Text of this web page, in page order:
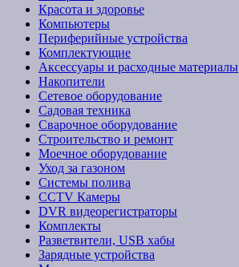
Красота и здоровье
Компьютеры
Периферийные устройства
Комплектующие
Аксессуары и расходные материалы
Накопители
Сетевое оборудование
Садовая техника
Сварочное оборудование
Строительство и ремонт
Моечное оборудование
Уход за газоном
Системы полива
CCTV Камеры
DVR видеорегистраторы
Комплекты
Разветвители, USB хабы
Зарядные устройства